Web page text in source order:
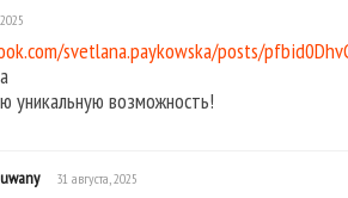
svetlana.paykowska/posts/
уникальную возможность!
31 августа, 2025